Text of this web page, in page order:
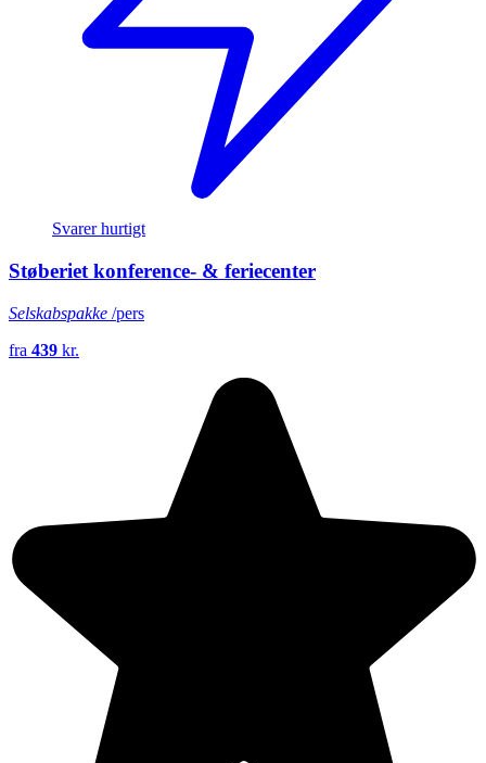
Svarer hurtigt
Støberiet konference- & feriecenter
Selskabspakke /pers
fra 439 kr.